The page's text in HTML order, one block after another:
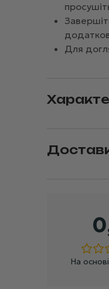
Для
На